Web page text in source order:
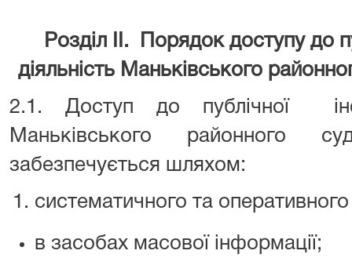
Розділ II. Порядок доступу до
діяльність Маньківського
2.1. Доступ до публічної
Маньківського районного
забезпечується шляхом:
систематичного та
в засобах масової інформації;